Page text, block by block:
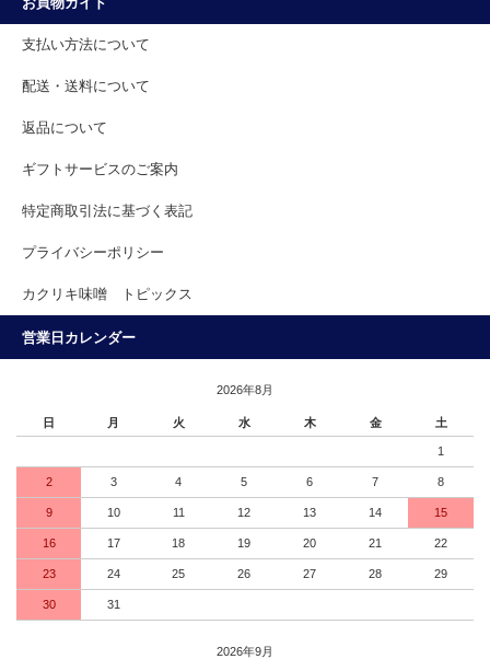
支払い方法について
配送・送料について
返品について
ギフトサービスのご案内
特定商取引法に基づく表記
プライバシーポリシー
カクリキ味噌 トピックス
営業日カレンダー
2026年8月
日 月 火 水 木 金 土
1
2 3 4 5 6 7 8
9 10 11 12 13 14 15
16 17 18 19 20 21 22
23 24 25 26 27 28 29
30 31
2026年9月